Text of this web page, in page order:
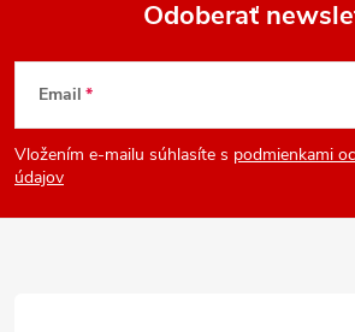
Z
á
p
Odoberať
Email
Vložením e-mailu súhlasíte s podmienkami
údajov